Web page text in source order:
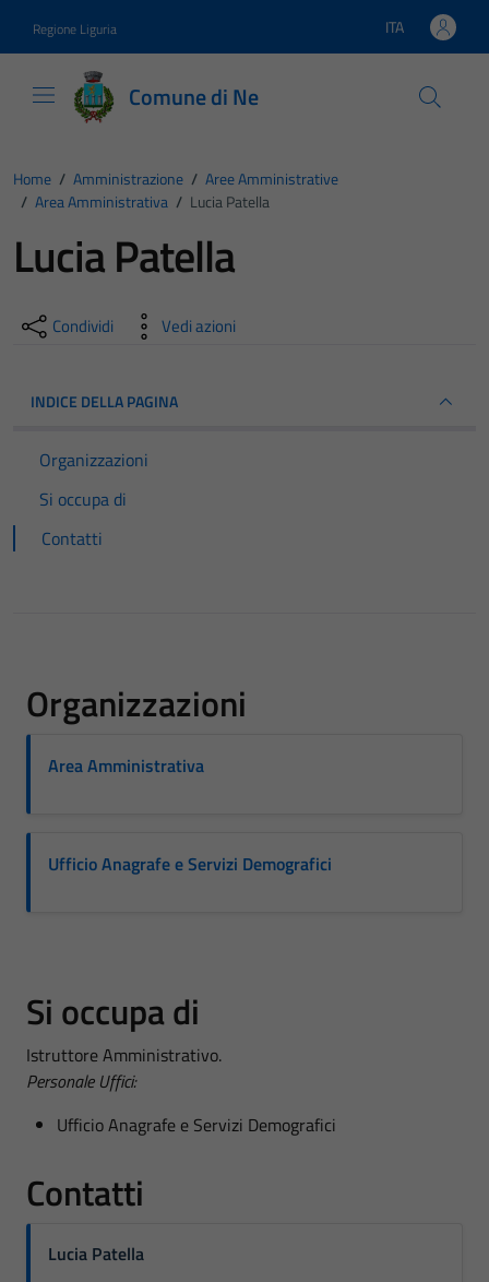
Regione Liguria Lingua attiva:
ITA
Comune di Ne
Home / Amministrazione / Aree Amministrative
/ Area Amministrativa / Lucia Patella
Lucia Patella
Condividi Vedi azioni
INDICE DELLA PAGINA
Organizzazioni
Si occupa di
Contatti
Organizzazioni
Area Amministrativa
Ufficio Anagrafe e Servizi Demografici
Si occupa di
Istruttore Amministrativo.
Personale Uffici:
Ufficio Anagrafe e Servizi Demografici
Contatti
Lucia Patella